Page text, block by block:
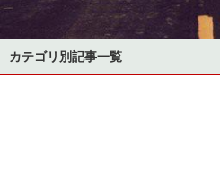
カテゴリ別記事一覧